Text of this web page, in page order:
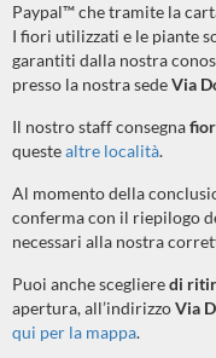
Paypal™ che tramite la
I fiori utilizzati e le piante
garantiti dalla nostra
presso la nostra sedeVia
Il nostro staff consegna
questealtre località.
Al momento della
conferma con il riepilogo
necessari alla nostra
Puoi anche sceglieredi
apertura, all’indirizzoVia
qui per la mappa.